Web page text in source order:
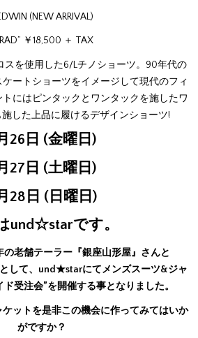
(NEW ARRIVAL)
￥18,500 ＋ TAX
スを使用した6/Lチノショーツ。90年代の
ートショーツをイメージして現代のフィ
にはピンタックとワンタックを施したワ
した上品に履けるデザインショーツ!
26日 (金曜日)
27日 (土曜日)
28日 (日曜日)
und☆starです。
老舗テーラー『銀座山形屋』さんと
して、und★starにてメンズスーツ&ジャ
受注会”を開催する事となりました。
ットを是非この機会に作ってみてはいか
がですか？